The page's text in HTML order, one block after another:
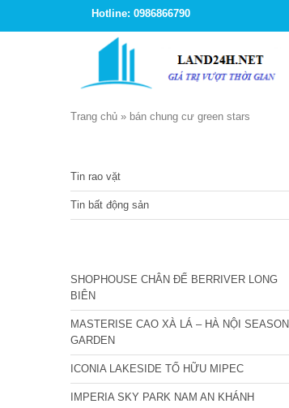
Hotline: 0986866790
Trang chủ » bán chung cư green stars
Tin rao vặt
Tin bất động sản
SHOPHOUSE CHÂN ĐẾ BERRIVER LONG
BIÊN
MASTERISE CAO XÀ LÁ – HÀ NỘI SEASON
GARDEN
ICONIA LAKESIDE TỐ HỮU MIPEC
IMPERIA SKY PARK NAM AN KHÁNH